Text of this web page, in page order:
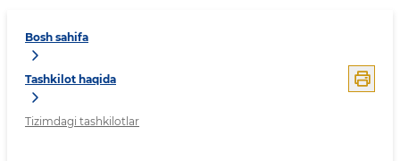
Bosh sahifa
Tashkilot haqida
Tizimdagi tashkilotlar